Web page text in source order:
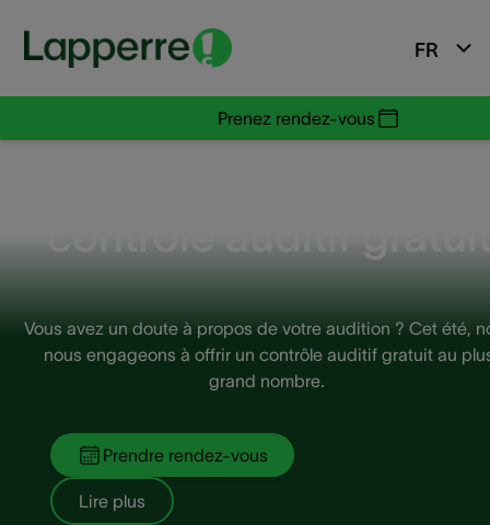
FR
Prenez rendez-vous
Vous avez un doute à propos de votre audition ? Cet été,
nous engageons à offrir un contrôle auditif gratuit au
grand nombre. ​
Prendre rendez-vous
Lire plus